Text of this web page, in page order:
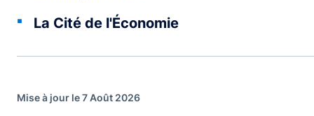
La Cité de l'Économie
Mise à jour le 7 Août 2026